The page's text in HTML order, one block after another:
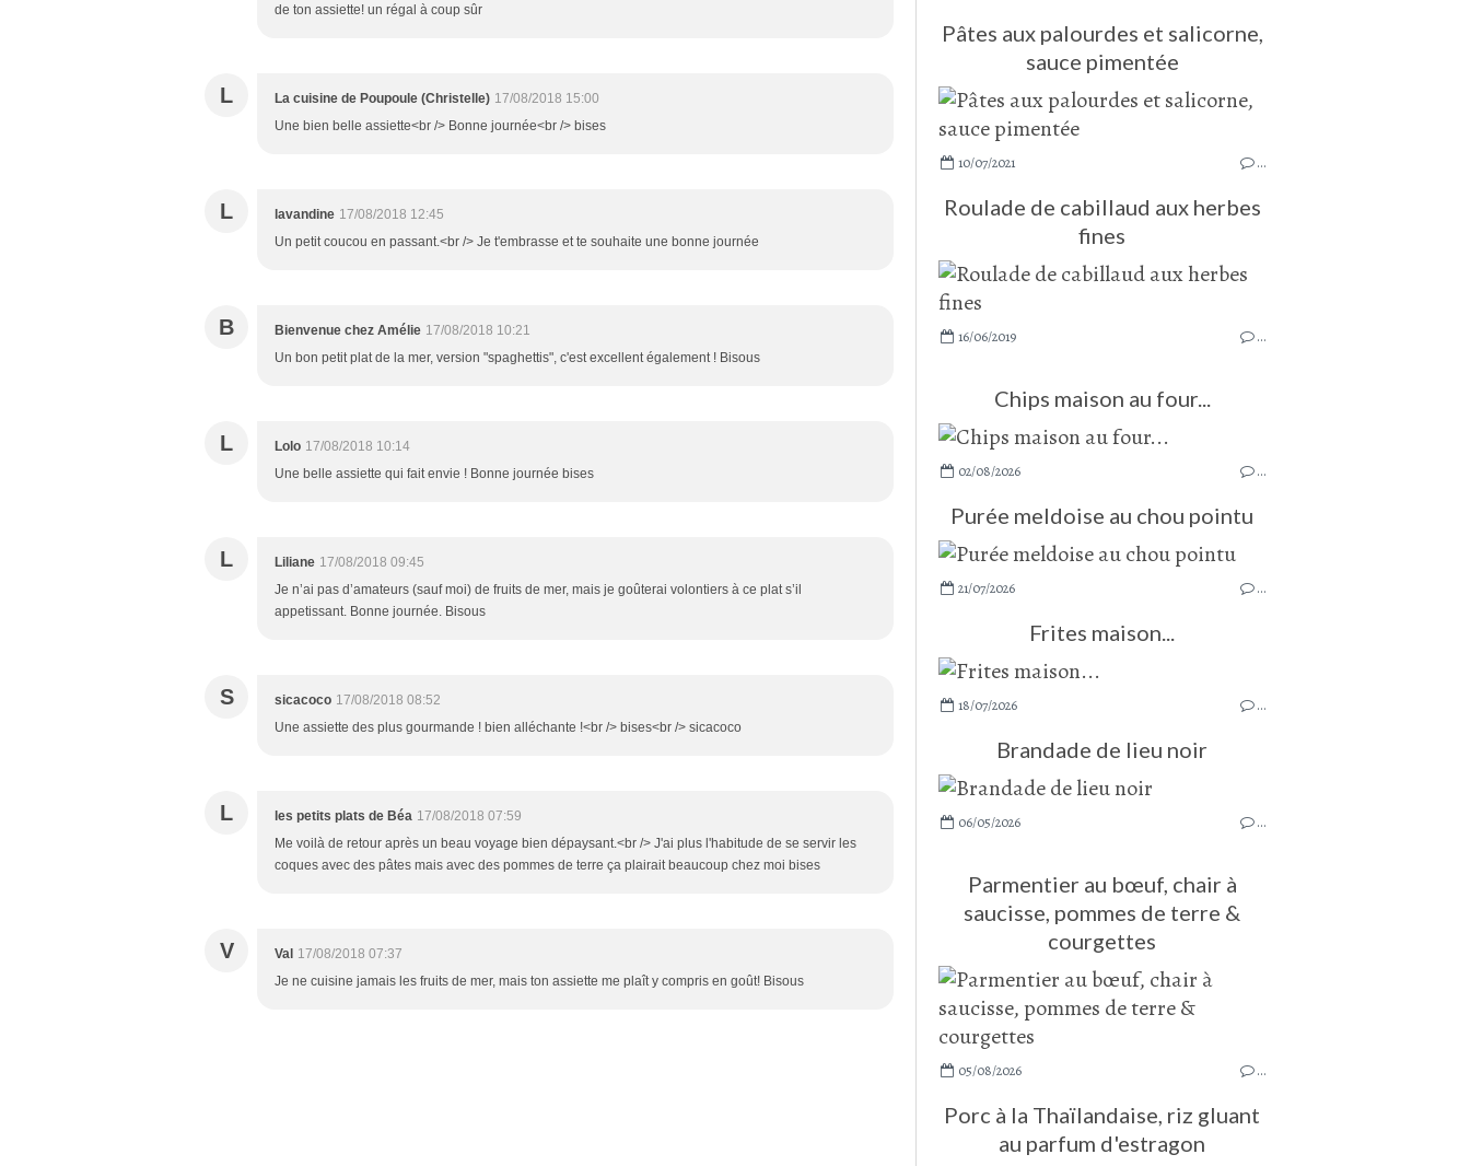
de ton assiette! un régal à coup sûr
L La cuisine de Poupoule (Christelle) 17/08/2018 15:00
Une bien belle assiette<br /> Bonne journée<br /> bises
L lavandine 17/08/2018 12:45
Un petit coucou en passant.<br /> Je t'embrasse et te souhaite une bonne journée
B Bienvenue chez Amélie 17/08/2018 10:21
Un bon petit plat de la mer, version "spaghettis", c'est excellent également ! Bisous
L Lolo 17/08/2018 10:14
Une belle assiette qui fait envie ! Bonne journée bises
L Liliane 17/08/2018 09:45
Je n’ai pas d’amateurs (sauf moi) de fruits de mer, mais je goûterai volontiers à ce plat s’il
appetissant. Bonne journée. Bisous
S sicacoco 17/08/2018 08:52
Une assiette des plus gourmande ! bien alléchante !<br /> bises<br /> sicacoco
L les petits plats de Béa 17/08/2018 07:59
Me voilà de retour après un beau voyage bien dépaysant.<br /> J'ai plus l'habitude de se servir les
coques avec des pâtes mais avec des pommes de terre ça plairait beaucoup chez moi bises
V Val 17/08/2018 07:37
Je ne cuisine jamais les fruits de mer, mais ton assiette me plaît y compris en goût! Bisous
Pâtes aux palourdes et salicorne,
sauce pimentée
10/07/2021 …
Roulade de cabillaud aux herbes
fines
16/06/2019 …
Chips maison au four...
02/08/2026 …
Purée meldoise au chou pointu
21/07/2026 …
Frites maison...
18/07/2026 …
Brandade de lieu noir
06/05/2026 …
Parmentier au bœuf, chair à
saucisse, pommes de terre &
courgettes
05/08/2026 …
Porc à la Thaïlandaise, riz gluant
au parfum d'estragon